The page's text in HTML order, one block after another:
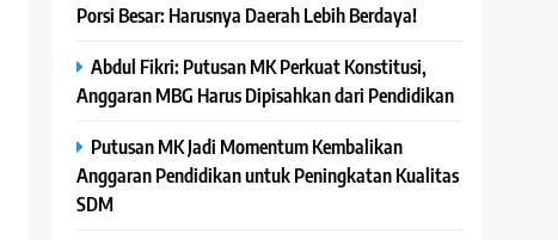
Porsi Besar: Harusnya Daerah Lebih Berdaya!
Abdul Fikri: Putusan MK Perkuat Konstitusi,
Anggaran MBG Harus Dipisahkan dari Pendidikan
Putusan MK Jadi Momentum Kembalikan
Anggaran Pendidikan untuk Peningkatan Kualitas
SDM